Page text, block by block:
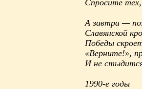
Спросите
А завтра —
Славянской
Победы
«Верните!»,
И не
1990-е годы